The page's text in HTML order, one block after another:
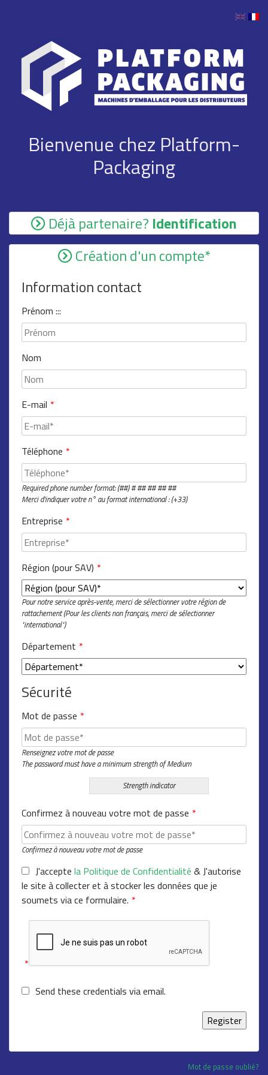
Bienvenue chez Platform-
Packaging
Déjà partenaire? Identification
Création d'un compte*
Information contact
Prénom :::
Nom
E-mail *
Téléphone *
Required phone number format: (##) # ## ## ## ##
Merci d'indiquer votre n° au format international : (+33)
Entreprise *
Région (pour SAV) *
Pour notre service après-vente, merci de sélectionner votre région de
rattachement (Pour les clients non français, merci de sélectionner
"international")
Département *
Sécurité
Mot de passe *
Renseignez votre mot de passe
The password must have a minimum strength of Medium
Strength indicator
Confirmez à nouveau votre mot de passe *
Confirmez à nouveau votre mot de passe
J'accepte la Politique de Confidentialité & J'autorise
le site à collecter et à stocker les données que je
soumets via ce formulaire. *
*
Send these credentials via email.
Mot de passe oublié?